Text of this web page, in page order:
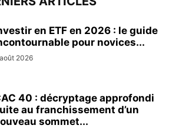
en ETF en 2026 : le guide
pour novices...
2026
40 : décryptage approfondi
au franchissement d’un
sommet...